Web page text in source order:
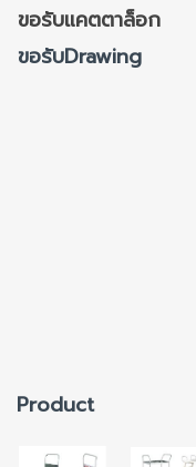
ขอรับแคตตาล็อก
ขอรับDrawing
Product